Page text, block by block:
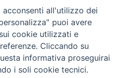
email: info@diocesidifoligno.it . pec:
all'utilizzo dei
puoi avere
cookie utilizzati e
Cliccando su
informativa proseguirai
i soli cookie tecnici.